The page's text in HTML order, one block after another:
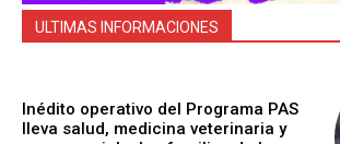
ULTIMAS INFORMACIONES
Inédito operativo del Programa PAS
lleva salud, medicina veterinaria y